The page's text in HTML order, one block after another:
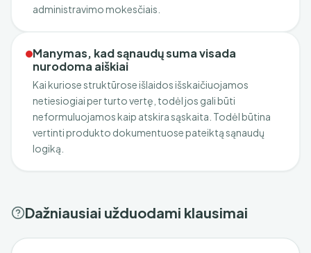
administravimo mokesčiais.
Manymas, kad sąnaudų suma visada
nurodoma aiškiai
Kai kuriose struktūrose išlaidos išskaičiuojamos
netiesiogiai per turto vertę, todėl jos gali būti
neformuluojamos kaip atskira sąskaita. Todėl būtina
vertinti produkto dokumentuose pateiktą sąnaudų
logiką.
Dažniausiai užduodami klausimai